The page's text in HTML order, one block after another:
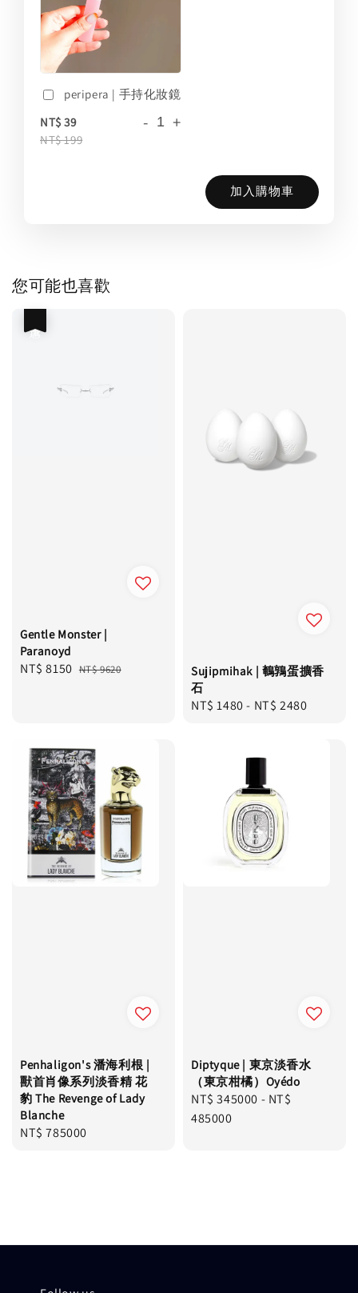
peripera | 手持化妝鏡
NT$ 39
NT$ 199
- +
加入購物車
您可能也喜歡
Gentle Monster |
Paranoyd
Sale
NT$ 8150 Regular
NT$ 9620
Sujipmihak | 鵪鶉蛋擴香
石
Regular
NT$ 1480- NT$ 2480
Penhaligon's 潘海利根 |
獸首肖像系列淡香精 花
豹 The Revenge of Lady
Blanche
Regular
NT$ 785000
Diptyque | 東京淡香水
（東京柑橘）​Oyédo
Regular
price
NT$ 345000 - NT$
485000